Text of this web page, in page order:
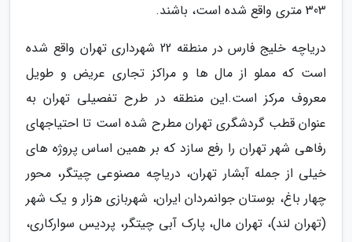
303 متری واقع شده است، باشند.
دریاچه خلیج فارس در منطقه 22 شهرداری تهران واقع شده
است که مملو از مال ها و مراکز تجاری عریض و طویل
معروف مرکز است.این منطقه در طرح تفصیلی تهران به
عنوان قطب گردشگری تهران مطرح شده است تا احتیاجهای
رفاهی شهر تهران را رفع سازد که بر همین اساس پروژه های
خیلی از جمله آبشار تهران، دریاچه مصنوعی چیتگر، محور
چهار باغ، بوستان جوانمردان ایران، شهربازی هزار و یک شهر
(تهران لند)، تهران مال، پارک آبی چیتگر، پردیس سوارکاری،